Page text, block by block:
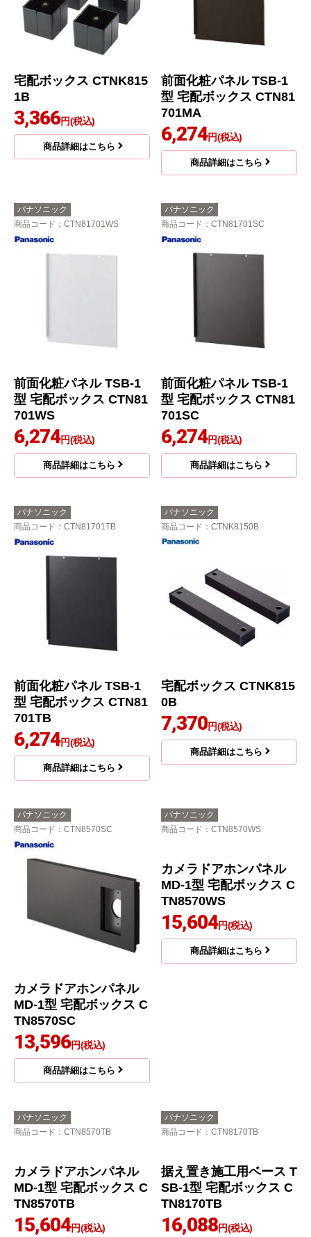
宅配ボックス CTNK815
1B
3,366円(税込)
商品詳細はこちら
前面化粧パネル TSB-1
型 宅配ボックス CTN81
701MA
6,274円(税込)
商品詳細はこちら
パナソニック
商品コード ：CTN81701WS
前面化粧パネル TSB-1
型 宅配ボックス CTN81
701WS
6,274円(税込)
商品詳細はこちら
パナソニック
商品コード ：CTN81701SC
前面化粧パネル TSB-1
型 宅配ボックス CTN81
701SC
6,274円(税込)
商品詳細はこちら
パナソニック
商品コード ：CTN81701TB
前面化粧パネル TSB-1
型 宅配ボックス CTN81
701TB
6,274円(税込)
商品詳細はこちら
パナソニック
商品コード ：CTNK8150B
宅配ボックス CTNK815
0B
7,370円(税込)
商品詳細はこちら
パナソニック
商品コード ：CTN8570SC
カメラドアホンパネル
MD-1型 宅配ボックス C
TN8570SC
13,596円(税込)
商品詳細はこちら
パナソニック
商品コード ：CTN8570WS
パナソニック
商品コード ：CTN8570TB
パナソニック
商品コード ：CTN8170TB